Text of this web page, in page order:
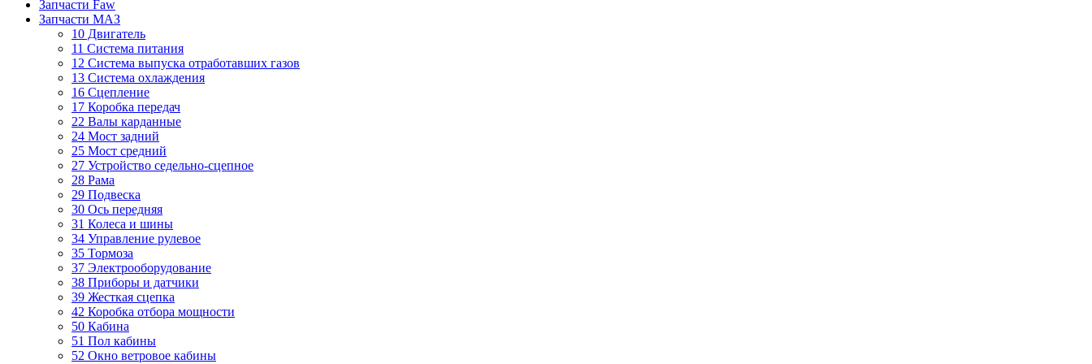
Запчасти Faw
Запчасти МАЗ
10 Двигатель
11 Система питания
12 Система выпуска отработавших газов
13 Система охлаждения
16 Сцепление
17 Коробка передач
22 Валы карданные
24 Мост задний
25 Мост средний
27 Устройство седельно-сцепное
28 Рама
29 Подвеска
30 Ось передняя
31 Колеса и шины
34 Управление рулевое
35 Тормоза
37 Электрооборудование
38 Приборы и датчики
39 Жесткая сцепка
42 Коробка отбора мощности
50 Кабина
51 Пол кабины
52 Окно ветровое кабины